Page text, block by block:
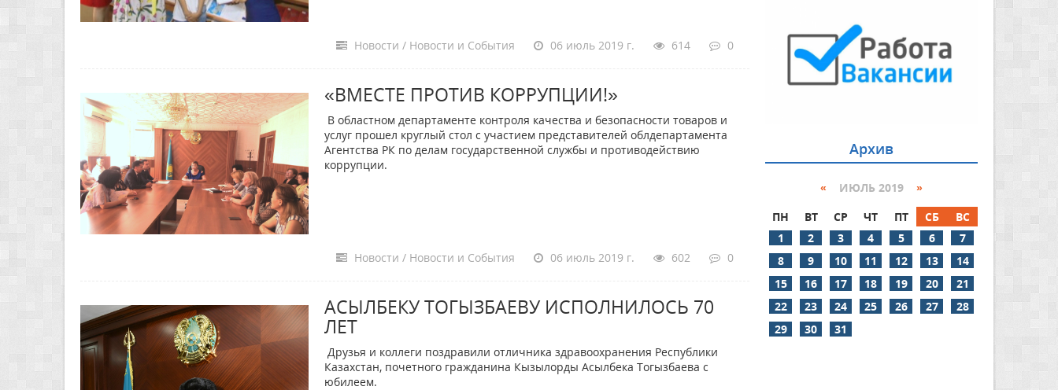
Новости / Новости и События 06 июль 2019 г. 614 0
«ВМЕСТЕ ПРОТИВ КОРРУПЦИИ!»
В областном департаменте контроля качества и безопасности товаров и
услуг прошел круглый стол с участием представителей облдепартамента
Агентства РК по делам государственной службы и противодействию
коррупции.
Новости / Новости и События 06 июль 2019 г. 602 0
АСЫЛБЕКУ ТОГЫЗБАЕВУ ИСПОЛНИЛОСЬ 70
ЛЕТ
Друзья и коллеги поздравили отличника здравоохранения Республики
Казахстан, почетного гражданина Кызылорды Асылбека Тогызбаева с
юбилеем.
Архив
« ИЮЛЬ 2019 »
ПН
ВТ СР ЧТ ПТ СБ
ВС
1
2 3 4 5 6
7
8
9 10 11 12 13
14
15
16 17 18 19 20
21
22
23 24 25 26 27
28
29
30 31